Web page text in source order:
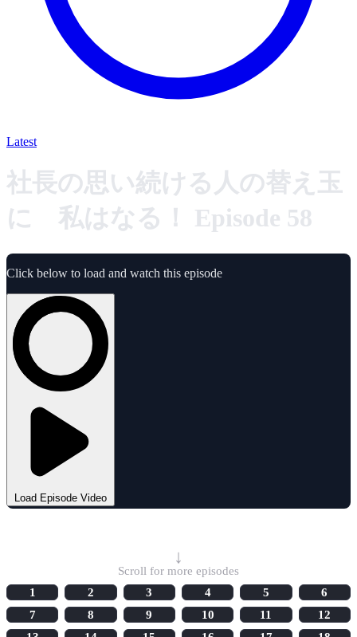
Latest
社長の思い続ける人の替え玉
に 私はなる！ Episode 58
Click below to load and watch this episode
Load Episode Video
↓
Scroll for more episodes
1
2 3 4 5
6
7
8 9 10 11
12